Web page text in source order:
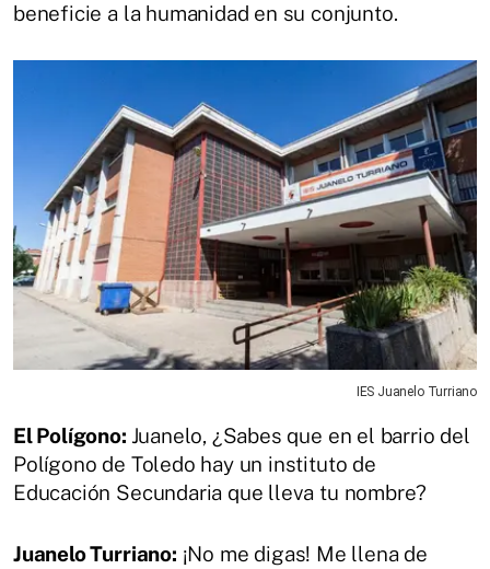
beneficie a la humanidad en su conjunto.
IES Juanelo Turriano
El Polígono: Juanelo, ¿Sabes que en el barrio del
Polígono de Toledo hay un instituto de
Educación Secundaria que lleva tu nombre?
Juanelo Turriano: ¡No me digas! Me llena de